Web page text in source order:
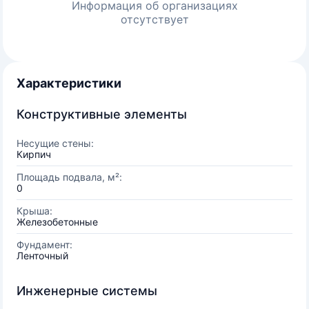
Информация об организациях
отсутствует
Характеристики
Конструктивные элементы
Несущие стены:
Кирпич
Площадь подвала, м²:
0
Крыша:
Железобетонные
Фундамент:
Ленточный
Инженерные системы